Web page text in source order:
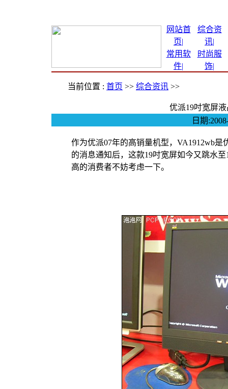
网站首
页|
综合资
讯|
常用软
件|
时尚服
饰|
当前位置 : 首页 >> 综合资讯 >>
优派19吋宽屏
日期
作为优派07年的高销量机型，VA1912wb
的消息通知后，这款19吋宽屏如今又跳水
高的消费者不妨考虑一下。